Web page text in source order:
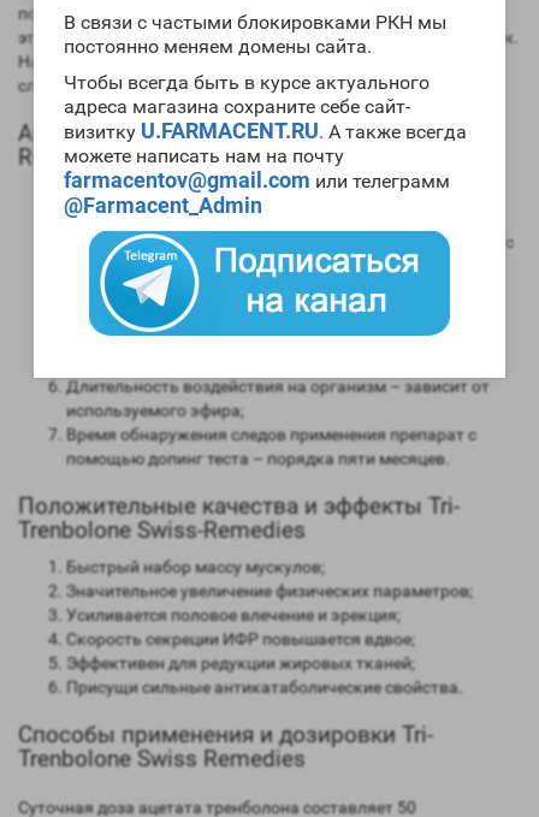
В связи с частыми блокировками РКН мы
постоянно меняем домены сайта.
Чтобы всегда быть в курсе актуального
адреса магазина сохраните себе сайт-
визитку U.FARMACENT.RU. А также всегда
можете написать нам на почту
farmacentov@gmail.com или телеграмм
@Farmacent_Admin
попробуйте
купить Tri-Trenbolone Swiss Remedies
этом вы должны уже иметь значительный «химический» стаж.
Начинающим билдерам этот препарат использовать не
следует.
Анаболический профиль Tri-Trenbolone Swiss
Remedies
Анаболическая активность – 400 процентов в
сравнении мужским гормоном;
Андрогенная активность – 200 процентов в сравнении с
мужским гормоном;
Способность конвертироваться в женские гормоны
(ароматизация) – нет;
Степень нагрузки на печень – отсутствует;
Длительность воздействия на организм – зависит от
используемого эфира;
Время обнаружения следов применения препарат с
помощью допинг теста – порядка пяти месяцев.
Положительные качества и эффекты Tri-
Trenbolone Swiss-Remedies
Быстрый набор массу мускулов;
Значительное увеличение физических параметров;
Усиливается половое влечение и эрекция;
Скорость секреции ИФР повышается вдвое;
Эффективен для редукции жировых тканей;
Присущи сильные антикатаболические свойства.
Способы применения и дозировки Tri-
Trenbolone Swiss Remedies
Суточная доза ацетата тренболона составляет 50